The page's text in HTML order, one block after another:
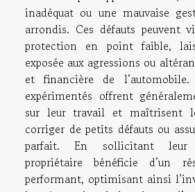
inadéquat ou une mauvaise
arrondis. Ces défauts peuvent
protection en point faible,
exposée aux agressions ou
et financière de
expérimentés offrent
sur leur travail et maîtrisent
corriger de petits défauts ou
parfait. En sollicitant leur
propriétaire bénéficie d’un
performant, optimisant ainsi